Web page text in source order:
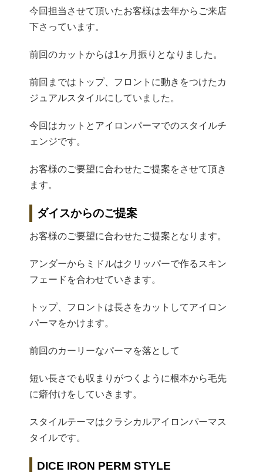
今回担当させて頂いたお客様は去年からご来店
下さっています。
前回のカットからは1ヶ月振りとなりました。
前回まではトップ、フロントに動きをつけたカ
ジュアルスタイルにしていました。
今回はカットとアイロンパーマでのスタイルチ
ェンジです。
お客様のご要望に合わせたご提案をさせて頂き
ます。
ダイスからのご提案
お客様のご要望に合わせたご提案となります。
アンダーからミドルはクリッパーで作るスキン
フェードを合わせていきます。
トップ、フロントは長さをカットしてアイロン
パーマをかけます。
前回のカーリーなパーマを落として
短い長さでも収まりがつくように根本から毛先
に癖付けをしていきます。
スタイルテーマはクラシカルアイロンパーマス
タイルです。
DICE IRON PERM STYLE